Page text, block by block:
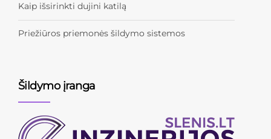
Kaip išsirinkti dujini katilą
Priežiūros priemonės šildymo sistemos
Šildymo įranga